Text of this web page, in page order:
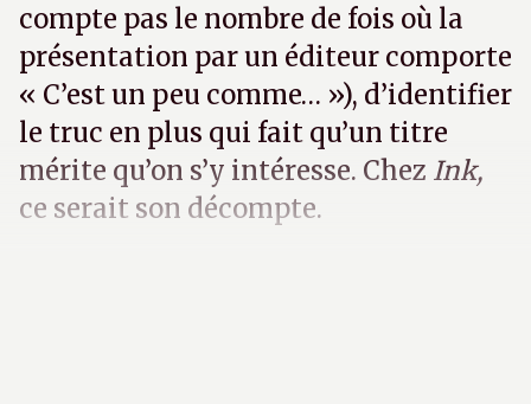
compte pas le nombre de fois où la
présentation par un éditeur comporte
« C’est un peu comme… »), d’identifier
le truc en plus qui fait qu’un titre
mérite qu’on s’y intéresse. Chez Ink,
ce serait son décompte.